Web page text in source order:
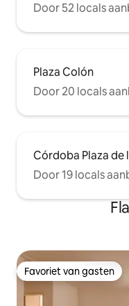
Door 52 locals
Plaza Colón
Door 20 locals
Córdoba Plaza de
Door 19 locals
Favoriet van gasten
Favoriet van gasten